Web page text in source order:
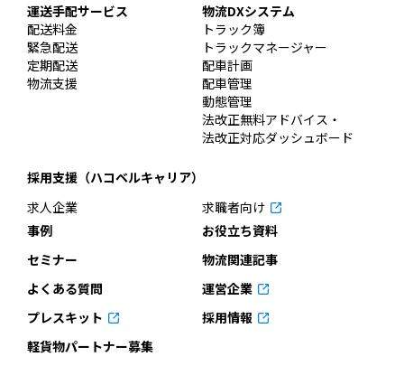
運送手配サービス
配送料金
緊急配送
定期配送
物流支援
物流DXシステム
トラック簿
トラックマネージャー
配車計画
配車管理
動態管理
法改正無料アドバイス・
法改正対応ダッシュボード
採用支援（ハコベルキャリア）
求人企業
求職者向け
事例
お役立ち資料
セミナー
物流関連記事
よくある質問
運営企業
プレスキット
採用情報
軽貨物パートナー募集